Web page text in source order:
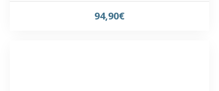
94,90€